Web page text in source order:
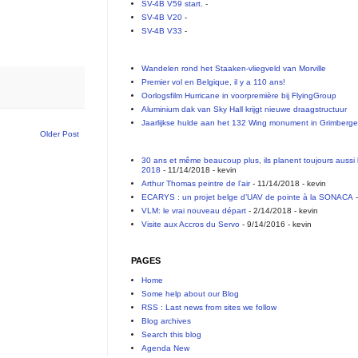
Older Post
SV-4B V59 start. -
SV-4B V20-
SV-4B V33 -
Wandelen rond het Staaken-vliegveld van Morville
Premier vol en Belgique, il y a 110 ans!
Oorlogsfilm Hurricane in voorpremière bij FlyingGroup
Aluminium dak van Sky Hall krijgt nieuwe draagstructuur
Jaarlijkse hulde aan het 132 Wing monument in
30 ans et même beaucoup plus, ils planent toujours
2018 - 11/14/2018 - kevin
Arthur Thomas peintre de l’air- 11/14/2018 - kevin
ECARYS : un projet belge d’UAV de pointe à la SONACA
VLM: le vrai nouveau départ- 2/14/2018 - kevin
Visite aux Accros du Servo- 9/14/2016 - kevin
PAGES
Home
Some help about our Blog
RSS : Last news from sites we follow
Blog archives
Search this blog
Agenda New